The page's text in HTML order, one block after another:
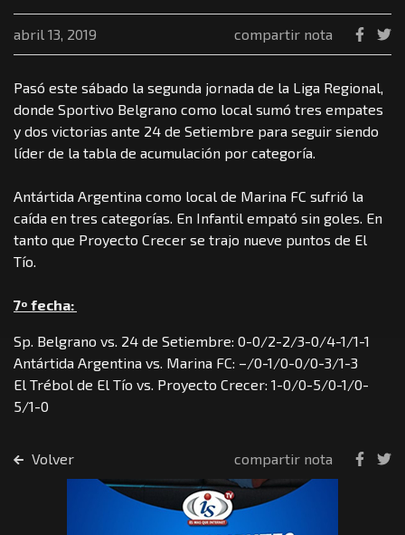
abril 13, 2019 compartir nota
Pasó este sábado la segunda jornada de la Liga Regional,
donde Sportivo Belgrano como local sumó tres empates
y dos victorias ante 24 de Setiembre para seguir siendo
líder de la tabla de acumulación por categoría.
Antártida Argentina como local de Marina FC sufrió la
caída en tres categorías. En Infantil empató sin goles. En
tanto que Proyecto Crecer se trajo nueve puntos de El
Tío.
7º fecha:
Sp. Belgrano vs. 24 de Setiembre: 0-0/2-2/3-0/4-1/1-1
Antártida Argentina vs. Marina FC: –/0-1/0-0/0-3/1-3
El Trébol de El Tío vs. Proyecto Crecer: 1-0/0-5/0-1/0-
5/1-0
Volver compartir nota